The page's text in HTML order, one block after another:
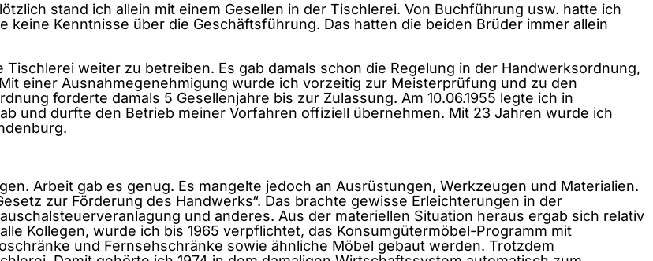
stand ich allein mit einem Gesellen in der Tischlerei. Von Buchführung usw. hatte ich
Kenntnisse über die Geschäftsführung. Das hatten die beiden Brüder immer allein
weiter zu betreiben. Es gab damals schon die Regelung in der Handwerksordnung,
einer Ausnahmegenehmigung wurde ich vorzeitig zur Meisterprüfung und zu den
forderte damals 5 Gesellenjahre bis zur Zulassung. Am 10.06.1955 legte ich in
und durfte den Betrieb meiner Vorfahren offiziell übernehmen. Mit 23 Jahren wurde ich
Arbeit gab es genug. Es mangelte jedoch an Ausrüstungen, Werkzeugen und Materialien.
zur Förderung des Handwerks“. Das brachte gewisse Erleichterungen in der
und anderes. Aus der materiellen Situation heraus ergab sich relativ
Kollegen, wurde ich bis 1965 verpflichtet, das Konsumgütermöbel-Programm mit
und Fernsehschränke sowie ähnliche Möbel gebaut werden. Trotzdem